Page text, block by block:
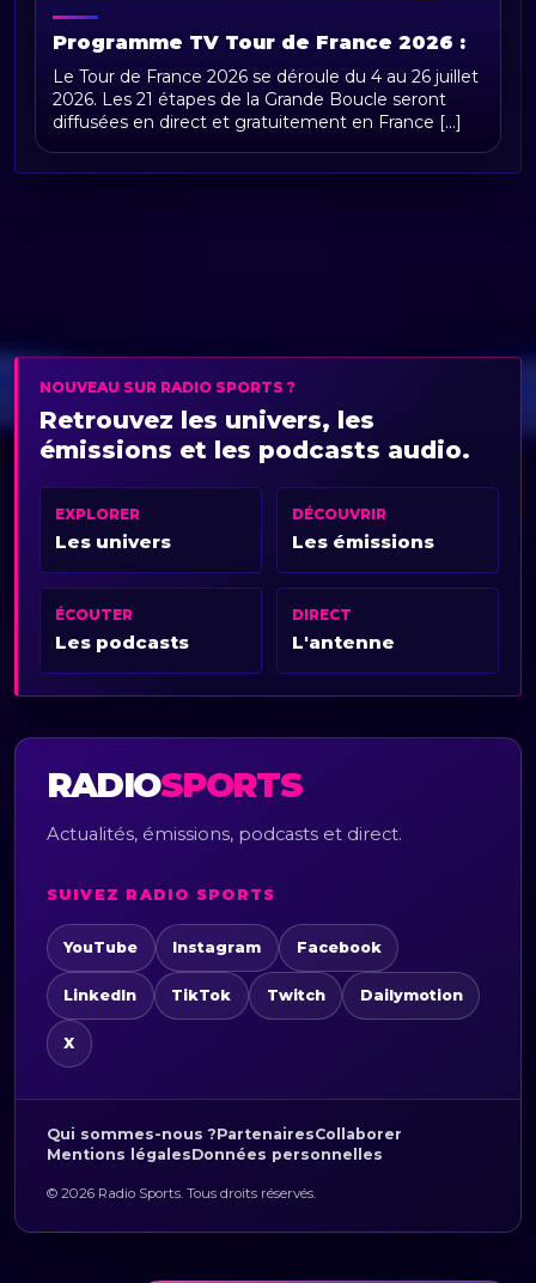
Programme TV Tour de France 2026 :
horaires, chaînes et diffusion en direct
Le Tour de France 2026 se déroule du 4 au 26 juillet
2026. Les 21 étapes de la Grande Boucle seront
diffusées en direct et gratuitement en France [...]
NOUVEAU SUR RADIO SPORTS ?
Retrouvez les univers, les
émissions et les podcasts audio.
EXPLORER
Les univers
DÉCOUVRIR
Les émissions
ÉCOUTER
Les podcasts
DIRECT
L'antenne
RADIOSPORTS
Actualités, émissions, podcasts et direct.
SUIVEZ RADIO SPORTS
YouTube Instagram Facebook
LinkedIn TikTok Twitch Dailymotion
X
Qui sommes-nous ?PartenairesCollaborer
Mentions légalesDonnées personnelles
© 2026 Radio Sports. Tous droits réservés.